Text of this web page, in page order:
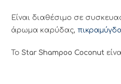
Είναι διαθέσιμο σε
άρωμα καρύδας,
Το Star Shampoo Coconut